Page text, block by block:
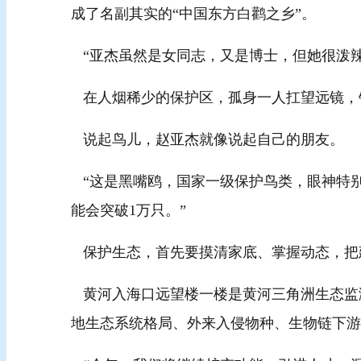
成了名副其实的“中国东方白鹳之乡”。
“亚杰虽然是女同志，又是博士，但她很
在人烟稀少的保护区，孤身一人扛望远镜
说起鸟儿，赵亚杰就像说起自己的朋友
“这是黑嘴鸥，国家一级保护鸟类，眼神特
能会突破1万只。”
保护生态，首先要摸清家底、掌握动态
黄河入海口远望楼一楼是黄河三角洲生态
地生态系统格局、外来入侵物种、生物链